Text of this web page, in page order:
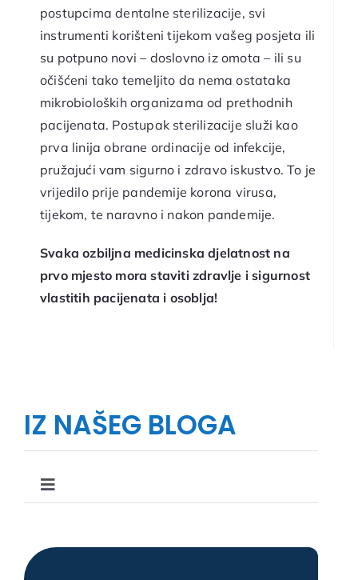
postupcima dentalne sterilizacije, svi
instrumenti korišteni tijekom vašeg posjeta ili
su potpuno novi – doslovno iz omota – ili su
očišćeni tako temeljito da nema ostataka
mikrobioloških organizama od prethodnih
pacijenata. Postupak sterilizacije služi kao
prva linija obrane ordinacije od infekcije,
pružajući vam sigurno i zdravo iskustvo. To je
vrijedilo prije pandemije korona virusa,
tijekom, te naravno i nakon pandemije.
Svaka ozbiljna medicinska djelatnost na
prvo mjesto mora staviti zdravlje i sigurnost
vlastitih pacijenata i osoblja!
IZ NAŠEG BLOGA
Toggle